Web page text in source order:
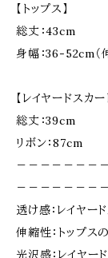
【トップス】
総丈：43cm
身幅：36-52cm（
【レイヤードスカー
総丈：39cm
リボン：87cm
－－－－－－－
－－－－－－－
透け感：レイヤー
伸縮性：トップス
光沢感：レイヤー